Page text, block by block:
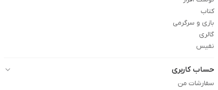
کتاب
بازی و سرگرمی
گالری
نفیس
حساب کاربری
سفارشات من